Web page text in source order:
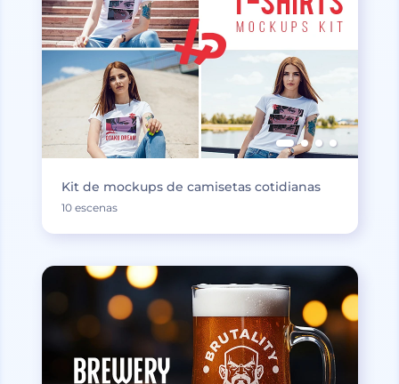
Kit de mockups de camisetas cotidianas
10 escenas